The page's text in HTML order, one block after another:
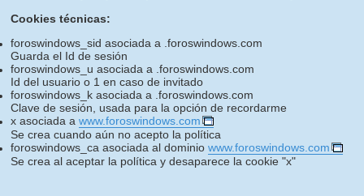
Cookies técnicas:
foroswindows_sid asociada a .foroswindows.com
Guarda el Id de sesión
foroswindows_u asociada a .foroswindows.com
Id del usuario o 1 en caso de invitado
foroswindows_k asociada a .foroswindows.com
Clave de sesión, usada para la opción de recordarme
x asociada a www.foroswindows.com
Se crea cuando aún no acepto la política
foroswindows_ca asociada al dominio www.foroswindows.com
Se crea al aceptar la política y desaparece la cookie "x"